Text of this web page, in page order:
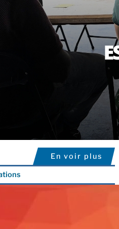
En voir plus